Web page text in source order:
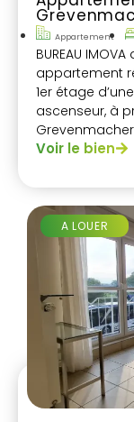
Appartement
BUREAU
appartement
1er étage
ascenseur, à
comme suit
Voir le bien
A LOUER